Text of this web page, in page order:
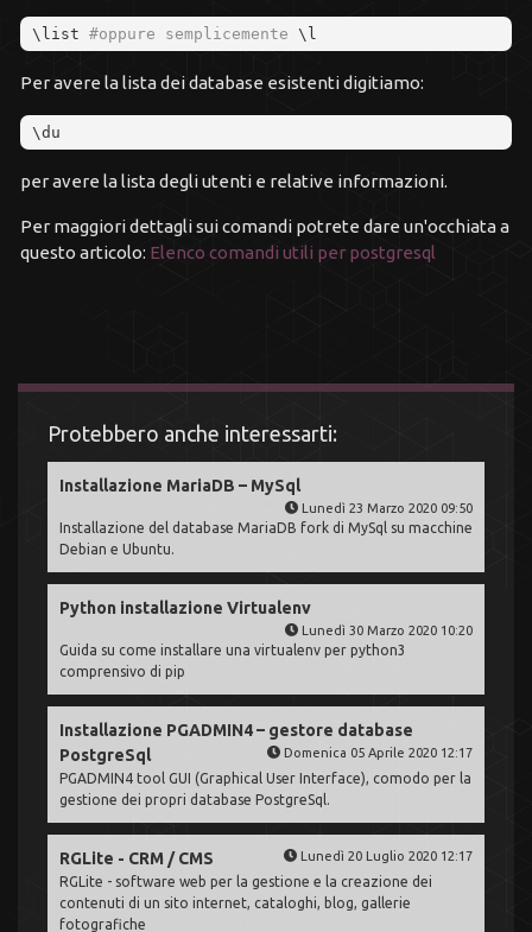
\list #oppure semplicemente \l
Per avere la lista dei database esistenti digitiamo:
\du
per avere la lista degli utenti e relative informazioni.
Per maggiori dettagli sui comandi potrete dare un'occhiata a
questo articolo: Elenco comandi utili per postgresql
Protebbero anche interessarti:
Installazione MariaDB – MySql
Lunedì 23 Marzo 2020 09:50
Installazione del database MariaDB fork di MySql su macchine
Debian e Ubuntu.
Python installazione Virtualenv
Lunedì 30 Marzo 2020 10:20
Guida su come installare una virtualenv per python3
comprensivo di pip
Installazione PGADMIN4 – gestore database
PostgreSql
Domenica 05 Aprile 2020 12:17
PGADMIN4 tool GUI (Graphical User Interface), comodo per la
gestione dei propri database PostgreSql.
RGLite - CRM / CMS Lunedì 20 Luglio 2020 12:17
RGLite - software web per la gestione e la creazione dei
contenuti di un sito internet, cataloghi, blog, gallerie
fotografiche